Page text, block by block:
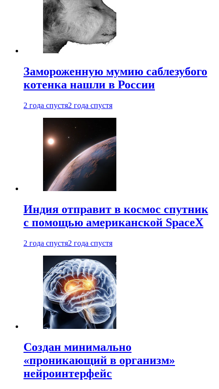
Замороженную мумию саблезубого
котенка нашли в России
2 года спустя2 года спустя
Индия отправит в космос спутник
с помощью американской SpaceX
2 года спустя2 года спустя
Создан минимально
«проникающий в организм»
нейроинтерфейс